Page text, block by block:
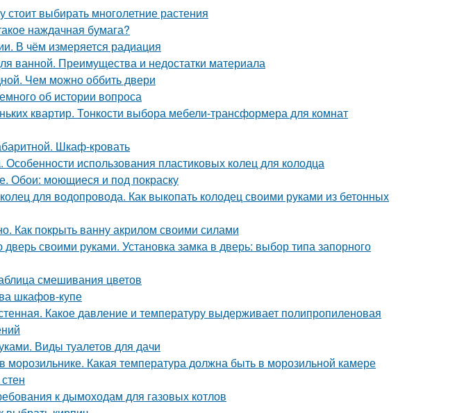
выбирать многолетние растения
наждачная бумага?
В чём измеряется радиация
ванной. Преимущества и недостатки материала
Чем можно оббить двери
об истории вопроса
квартир. Тонкости выбора мебели-трансформера для комнат
Шкаф-кровать
использования пластиковых колец для колодца
Обои: моющиеся и под покраску
для водопровода. Как выкопать колодец своими руками из бетонных
Как покрыть ванну акрилом своими силами
своими руками. Установка замка в дверь: выбор типа запорного
смешивания цветов
шкафов-купе
Какое давление и температуру выдерживает полипропиленовая
Виды туалетов для дачи
морозильнике. Какая температура должна быть в морозильной камере
к дымоходам для газовых котлов